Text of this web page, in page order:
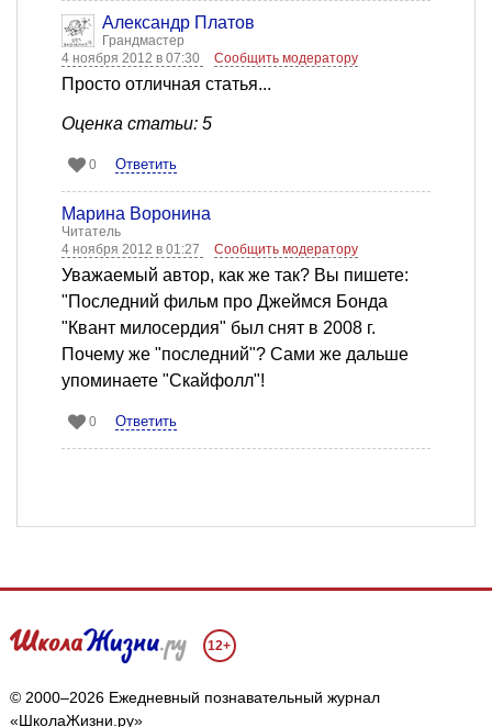
Александр Платов
Грандмастер
4 ноября 2012 в 07:30
Сообщить модератору
Просто отличная статья...
Оценка статьи: 5
0 Ответить
Марина Воронина
Читатель
4 ноября 2012 в 01:27
Сообщить модератору
Уважаемый автор, как же так? Вы пишете:
"Последний фильм про Джеймся Бонда
"Квант милосердия" был снят в 2008 г.
Почему же "последний"? Сами же дальше
упоминаете "Скайфолл"!
0 Ответить
12+
© 2000–2026 Ежедневный познавательный журнал
«ШколаЖизни.ру»